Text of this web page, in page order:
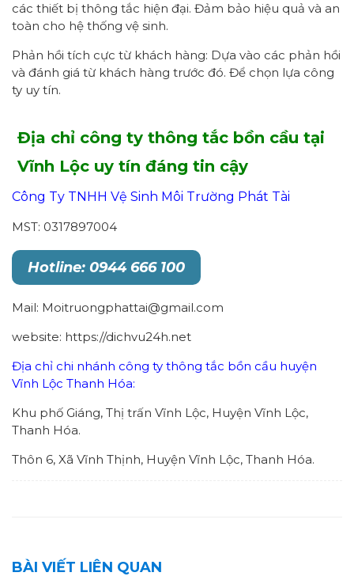
các thiết bị thông tắc hiện đại. Đảm bảo hiệu quả và an
toàn cho hệ thống vệ sinh.
Phản hồi tích cực từ khách hàng: Dựa vào các phản hồi
và đánh giá từ khách hàng trước đó. Để chọn lựa công
ty uy tín.
Địa chỉ công ty thông tắc bồn cầu tại
Vĩnh Lộc uy tín đáng tin cậy
Công Ty TNHH Vệ Sinh Môi Trường Phát Tài
MST: 0317897004
Hotline: 0944 666 100
Mail: Moitruongphattai@gmail.com
website: https://dichvu24h.net
Địa chỉ chi nhánh công ty thông tắc bồn cầu huyện
Vĩnh Lộc Thanh Hóa:
Khu phố Giáng, Thị trấn Vĩnh Lộc, Huyện Vĩnh Lộc,
Thanh Hóa.
Thôn 6, Xã Vĩnh Thịnh, Huyện Vĩnh Lộc, Thanh Hóa.
BÀI VIẾT LIÊN QUAN